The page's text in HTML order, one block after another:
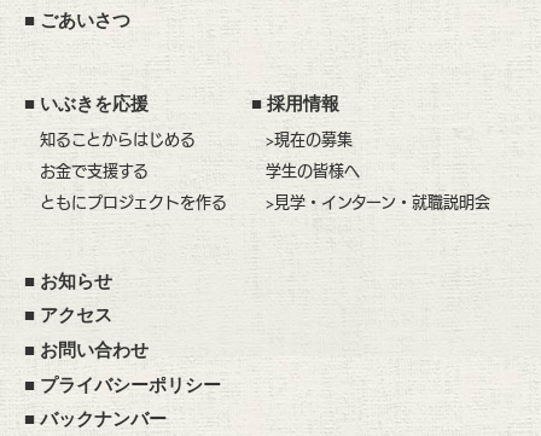
■ごあいさつ
■いぶきを応援
知ることからはじめる
お金で支援する
ともにプロジェクトを作る
■採用情報
>現在の募集
学生の皆様へ
>見学・インターン・就職説明会
■ お知らせ
■ アクセス
■ お問い合わせ
■プライバシーポリシー
■バックナンバー